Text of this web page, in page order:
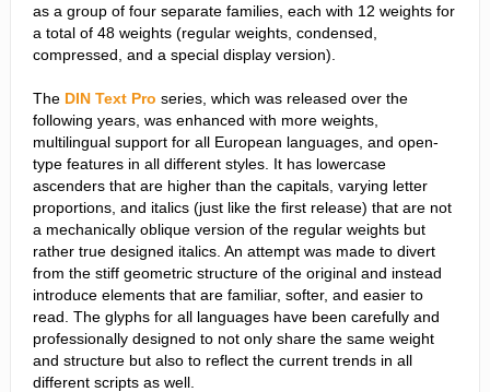
as a group of four separate families, each with 12 weights for
a total of 48 weights (regular weights, condensed,
compressed, and a special display version).
The DIN Text Pro series, which was released over the
following years, was enhanced with more weights,
multilingual support for all European languages, and open-
type features in all different styles. It has lowercase
ascenders that are higher than the capitals, varying letter
proportions, and italics (just like the first release) that are not
a mechanically oblique version of the regular weights but
rather true designed italics. An attempt was made to divert
from the stiff geometric structure of the original and instead
introduce elements that are familiar, softer, and easier to
read. The glyphs for all languages have been carefully and
professionally designed to not only share the same weight
and structure but also to reflect the current trends in all
different scripts as well.